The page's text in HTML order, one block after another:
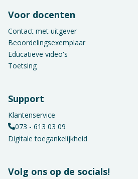
Voor docenten
Contact met uitgever
Beoordelingsexemplaar
Educatieve video's
Toetsing
Support
Klantenservice
073 - 613 03 09
Digitale toegankelijkheid
Volg ons op de socials!